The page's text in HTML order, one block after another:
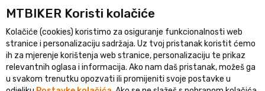
portal u srednjoj Europi Provjerena trgovina s više od 1
HR person menu
Pretraživanje search shopping_cart
MTBIKER Koristi kolačiće
Kolačiće (cookies) koristimo za osiguranje funkcionalnosti web
stranice i personalizaciju sadržaja. Uz tvoj pristanak koristit ćemo
ih za mjerenje korištenja web stranice, personalizaciju te prikaz
relevantnih oglasa i informacija. Ako nam daš pristanak, možeš ga
u svakom trenutku opozvati ili promijeniti svoje postavke u